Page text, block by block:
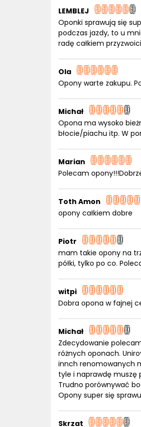
LEMBLEJ
Oponki sprawują się
podczas jazdy, to u
radę całkiem
Ola
Opony warte zakupu.
Michał
Opona ma wysoko
błocie/piachu itp. W
Marian
Polecam
Toth Amon
opony całkiem dobre
Piotr
mam takie opony na
półki, tylko po co.
witpi
Dobra opona w fajnej
Michał
Zdecydowanie
różnych oponach.
innch renomowanych
tyle i naprawdę muszę
Trudno porównywać
Opony super się
Skrzat